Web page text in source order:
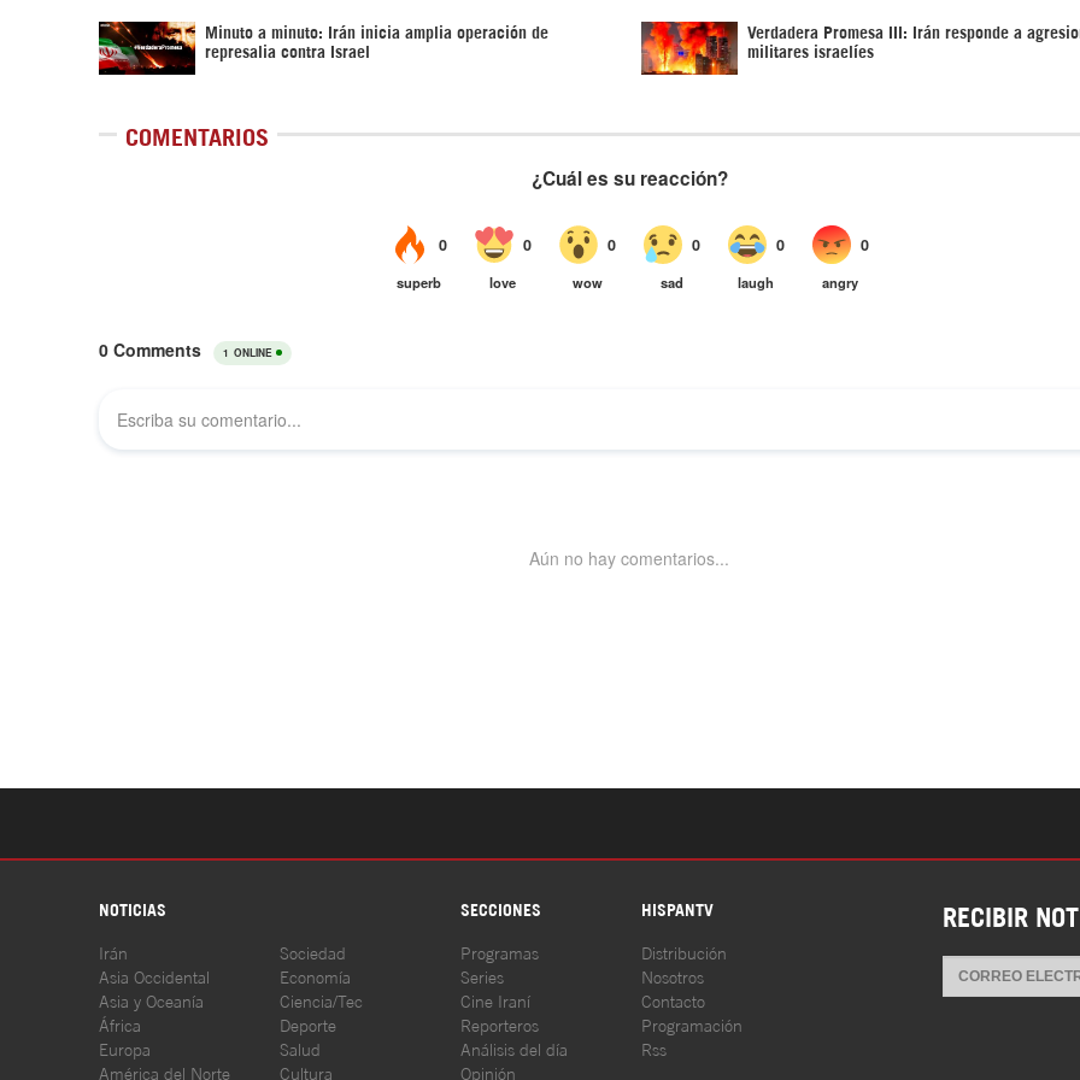
Minuto a minuto: Irán inicia amplia operación de
represalia contra Israel
Verdadera Promesa III: Irán responde a
militares israelíes
COMENTARIOS
NOTICIAS SECCIONES HISPANTV
Irán
Asia Occidental
Asia y Oceanía
África
Europa
América del Norte
Sociedad
Economía
Ciencia/Tec
Deporte
Salud
Cultura
Programas
Series
Cine Iraní
Reporteros
Análisis del día
Opinión
Distribución
Nosotros
Contacto
Programación
Rss
RECIBIR